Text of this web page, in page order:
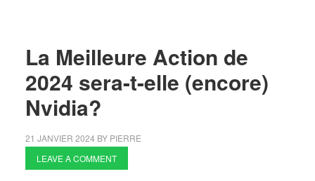
La Meilleure Action de
2024 sera-t-elle (encore)
Nvidia?
21 JANVIER 2024 BY PIERRE
LEAVE A COMMENT